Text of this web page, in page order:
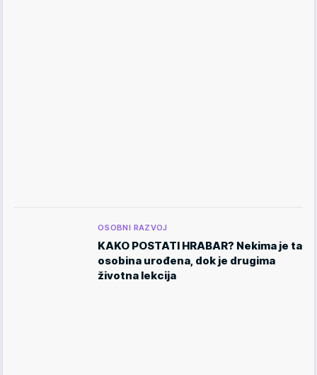
OSOBNI RAZVOJ
KAKO POSTATI HRABAR? Nekima je ta
osobina urođena, dok je drugima
životna lekcija